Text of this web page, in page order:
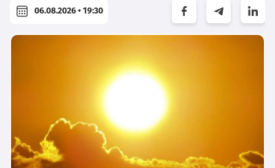
06.08.2026 • 19:30